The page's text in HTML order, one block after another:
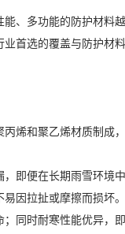
能、多功能的防护材
首选的覆盖与防护材料
烯和聚乙烯材质制成
即便在长期雨雪环境
因拉扯或摩擦而损坏。
同时耐寒性能优异，